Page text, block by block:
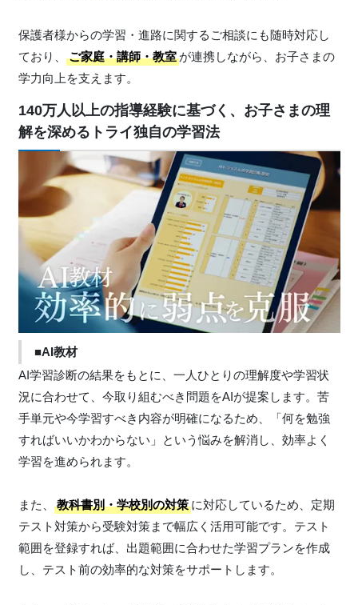
保護者様からの学習・進路に関するご相談にも随時対応し
ており、
ご家庭・講師・教室が連携しながら、お子さまの
学力向上を支えます。
140万人以上の指導経験に基づく、お子さまの理
解を深めるトライ独自の学習法
■AI教材
AI学習診断の結果をもとに、一人ひとりの理解度や学習状
況に合わせて、今取り組むべき問題をAIが提案します。苦
手単元や今学習すべき内容が明確になるため、「何を勉強
すればいいかわからない」という悩みを解消し、効率よく
学習を進められます。
また、 教科書別・学校別の対策に対応しているため、定期
テスト対策から受験対策まで幅広く活用可能です。テスト
範囲を登録すれば、出題範囲に合わせた学習プランを作成
し、テスト前の効率的な対策をサポートします。